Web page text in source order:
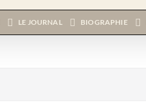
LE JOURNAL BIOGRAPHIE